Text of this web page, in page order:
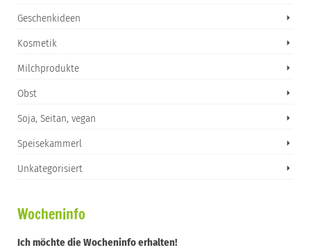
Geschenkideen
Kosmetik
Milchprodukte
Obst
Soja, Seitan, vegan
Speisekammerl
Unkategorisiert
Wocheninfo
Ich möchte die Wocheninfo erhalten!